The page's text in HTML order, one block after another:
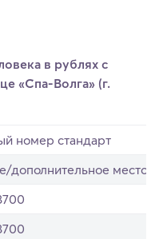
в рублях с
«Спа-Волга» (г.
номер стандарт
дополнительное место